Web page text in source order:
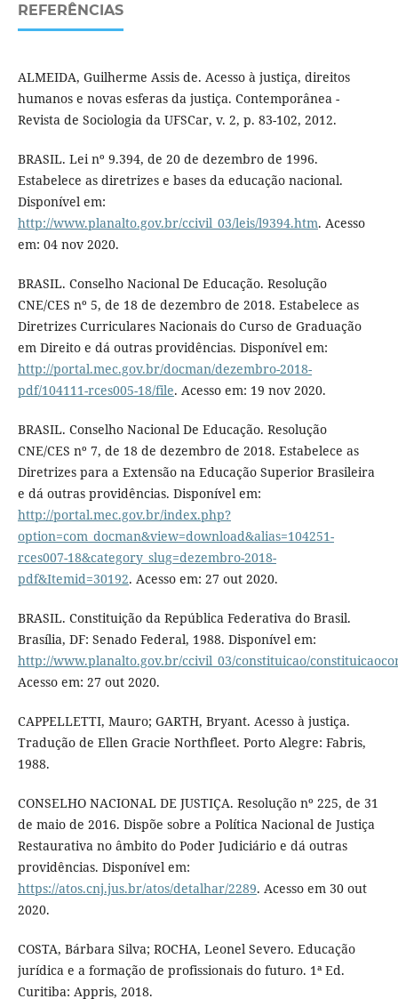
REFERÊNCIAS
ALMEIDA, Guilherme Assis de. Acesso à justiça, direitos
humanos e novas esferas da justiça. Contemporânea -
Revista de Sociologia da UFSCar, v. 2, p. 83-102, 2012.
BRASIL. Lei nº 9.394, de 20 de dezembro de 1996.
Estabelece as diretrizes e bases da educação nacional.
Disponível em:
http://www.planalto.gov.br/ccivil_03/leis/l9394.htm. Acesso
em: 04 nov 2020.
BRASIL. Conselho Nacional De Educação. Resolução
CNE/CES nº 5, de 18 de dezembro de 2018. Estabelece as
Diretrizes Curriculares Nacionais do Curso de Graduação
em Direito e dá outras providências. Disponível em:
http://portal.mec.gov.br/docman/dezembro-2018-
pdf/104111-rces005-18/file. Acesso em: 19 nov 2020.
BRASIL. Conselho Nacional De Educação. Resolução
CNE/CES nº 7, de 18 de dezembro de 2018. Estabelece as
Diretrizes para a Extensão na Educação Superior Brasileira
e dá outras providências. Disponível em:
http://portal.mec.gov.br/index.php?
option=com_docman&view=download&alias=104251-
rces007-18&category_slug=dezembro-2018-
pdf&Itemid=30192. Acesso em: 27 out 2020.
BRASIL. Constituição da República Federativa do Brasil.
Brasília, DF: Senado Federal, 1988. Disponível em:
http://www.planalto.gov.br/ccivil_03/constituicao/
Acesso em: 27 out 2020.
CAPPELLETTI, Mauro; GARTH, Bryant. Acesso à justiça.
Tradução de Ellen Gracie Northfleet. Porto Alegre: Fabris,
1988.
CONSELHO NACIONAL DE JUSTIÇA. Resolução nº 225, de 31
de maio de 2016. Dispõe sobre a Política Nacional de Justiça
Restaurativa no âmbito do Poder Judiciário e dá outras
providências. Disponível em:
https://atos.cnj.jus.br/atos/detalhar/2289. Acesso em 30 out
2020.
COSTA, Bárbara Silva; ROCHA, Leonel Severo. Educação
jurídica e a formação de profissionais do futuro. 1ª Ed.
Curitiba: Appris, 2018.